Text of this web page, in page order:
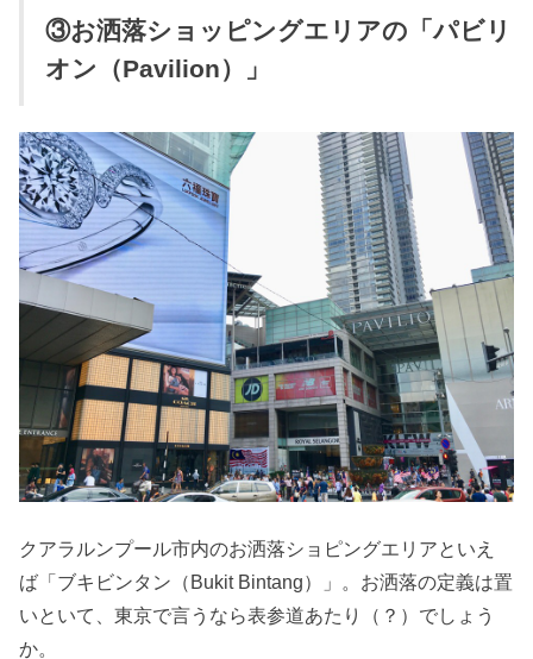
③お洒落ショッピングエリアの「パビリ
オン（Pavilion）」
クアラルンプール市内のお洒落ショピングエリアといえ
ば「ブキビンタン（Bukit Bintang）」。お洒落の定義は置
いといて、東京で言うなら表参道あたり（？）でしょう
か。